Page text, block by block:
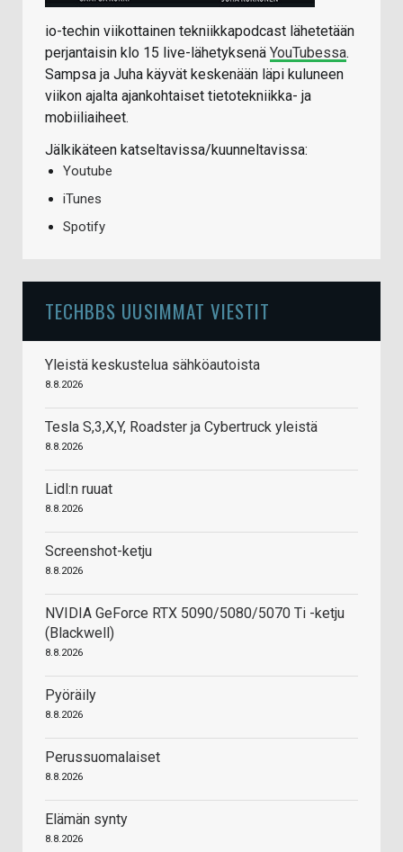
io-techin viikottainen tekniikkapodcast lähetetään
perjantaisin klo 15 live-lähetyksenä YouTubessa.
Sampsa ja Juha käyvät keskenään läpi kuluneen
viikon ajalta ajankohtaiset tietotekniikka- ja
mobiiliaiheet.
Jälkikäteen katseltavissa/kuunneltavissa:
Youtube
iTunes
Spotify
TECHBBS UUSIMMAT VIESTIT
Yleistä keskustelua sähköautoista
8.8.2026
Tesla S,3,X,Y, Roadster ja Cybertruck yleistä
8.8.2026
Lidl:n ruuat
8.8.2026
Screenshot-ketju
8.8.2026
NVIDIA GeForce RTX 5090/5080/5070 Ti -ketju
(Blackwell)
8.8.2026
Pyöräily
8.8.2026
Perussuomalaiset
8.8.2026
Elämän synty
8.8.2026